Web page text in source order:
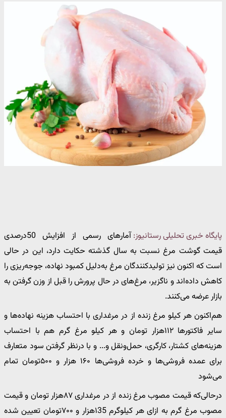
پایگاه خبری تحلیلی رستانیوز:
آمارهای رسمی از افزایش 50درصدی
قیمت گوشت مرغ نسبت به سال گذشته حکایت دارد، این در حالی
است که اکنون نیز تولیدکنندگان مرغ به‌دلیل کمبود نهاده، جوجه‌ریزی را
کاهش داده‌اند و ناگزیر، مرغ‌های در حال پرورش را قبل از وزن گرفتن به
بازار عرضه می‌کنند.
هم‌اکنون هر کیلو مرغ زنده از در مرغداری با احتساب هزینه نهاده‌ها و
سایر فاکتورها ۱۱۲هزار تومان و هر کیلو مرغ گرم هم با احتساب
هزینه‌های کشتار، کارگری، حمل‌ونقل و... و با درنظر گرفتن سود متعارف
برای عمده فروشی‌ها و خرده فروشی‌ها ۱۶۰ هزار و ۵۰۰تومان تمام
می‌شود
درحالی‌که قیمت مصوب مرغ زنده از در مرغداری ۸۷هزار تومان و قیمت
مصوب مرغ گرم به ازای هر کیلوگرم ۱35هزار و ۷۰۰تومان تعیین شده